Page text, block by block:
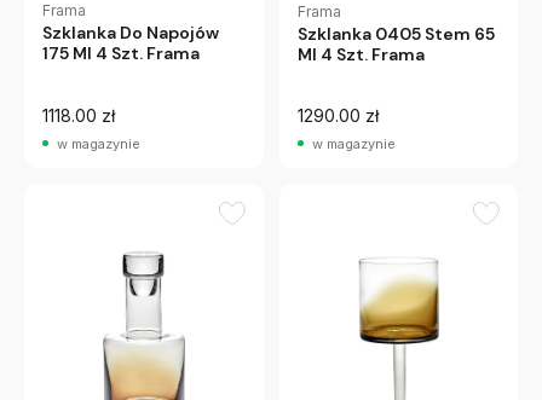
Frama
Szklanka Do Napojów
175 Ml 4 Szt. Frama
1118.00 zł
w magazynie
Frama
Szklanka 0405 Stem 65
Ml 4 Szt. Frama
1290.00 zł
w magazynie